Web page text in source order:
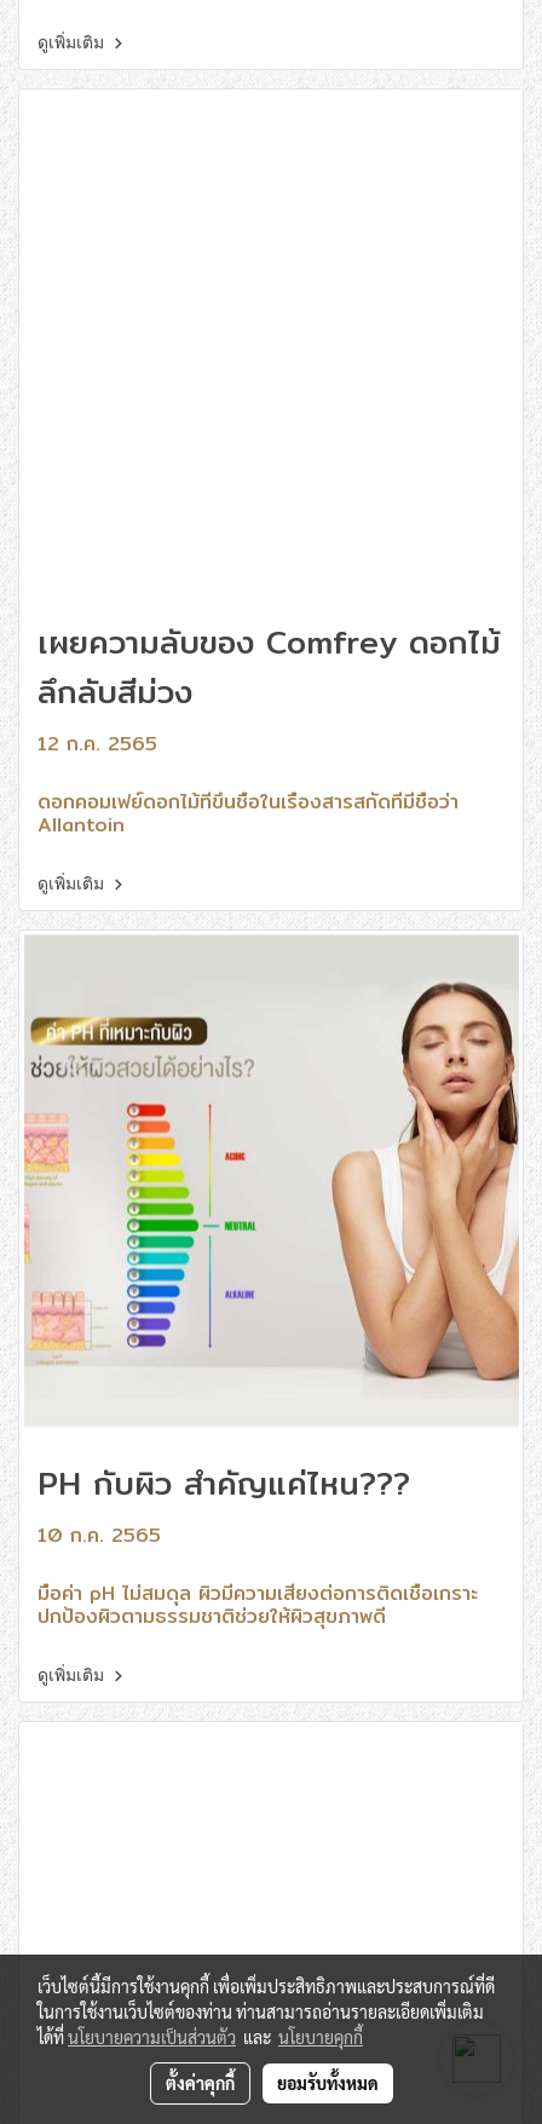
ดูเพิ่มเติม
เผยความลับของ Comfrey ดอกไม้
ลึกลับสีม่วง
12 ก.ค. 2565
ดอกคอมเฟย์ดอกไม้ที่ขึ้นชื่อในเรื่องสารสกัดที่มีชื่อว่า
Allantoin
ดูเพิ่มเติม
PH กับผิว สำคัญแค่ไหน???
10 ก.ค. 2565
มื่อค่า pH ไม่สมดุล ผิวมีความเสี่ยงต่อการติดเชื้อเกราะ
ปกป้องผิวตามธรรมชาติช่วยให้ผิวสุขภาพดี
ดูเพิ่มเติม
เว็บไซต์นี้มีการใช้งานคุกกี้ เพื่อเพิ่มประสิทธิภาพและประสบการณ์ที่ดี
ในการใช้งานเว็บไซต์ของท่าน ท่านสามารถอ่านรายละเอียดเพิ่มเติม
ได้ที่นโยบายความเป็นส่วนตัว และ นโยบายคุกกี้
ตั้งค่าคุกกี้ ยอมรับทั้งหมด